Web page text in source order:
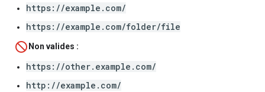
https://example.com/
https://example.com/folder/file
Non valides :
https://other.example.com/
http://example.com/